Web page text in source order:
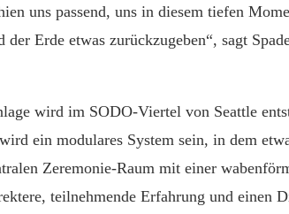
uns passend, uns in diesem tiefen
Erde etwas zurückzugeben“, sagt
wird im SODO-Viertel von Seattle
ein modulares System sein, in dem
Zeremonie-Raum mit einer
teilnehmende Erfahrung und einen